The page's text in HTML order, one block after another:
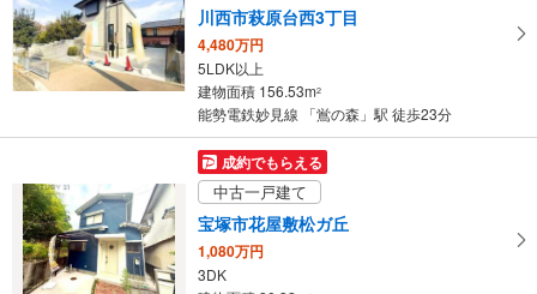
る
・
条
イ
ペ
ー
ジ
に
川西市萩原台西3丁目
4,480万円
5LDK以上
建物面積 156.53m2
能勢電鉄妙見線 「鴬の森」駅 徒歩23分
成約でもらえる
中古一戸建て
宝塚市花屋敷松ガ丘
1,080万円
3DK